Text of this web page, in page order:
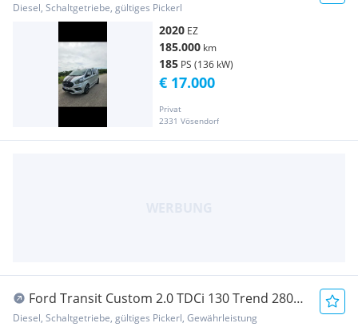
Diesel, Schaltgetriebe, gültiges Pickerl
2020 EZ
185.000 km
185 PS (136 kW)
Privat
2331 Vösendorf
€ 17.000
Ford Transit Custom 2.0 TDCi 130 Trend 280
L1H1 FWD ... Transporter / Kastenwagen
Diesel, Schaltgetriebe, gültiges Pickerl, Gewährleistung